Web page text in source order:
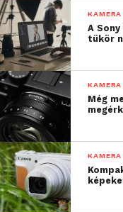
megőrzése
a bemeneti
köthetők,
pedig az
a kimeneti
ajtózárak
KAMERA
A
tükör
KAMERA
Még
KAMERA